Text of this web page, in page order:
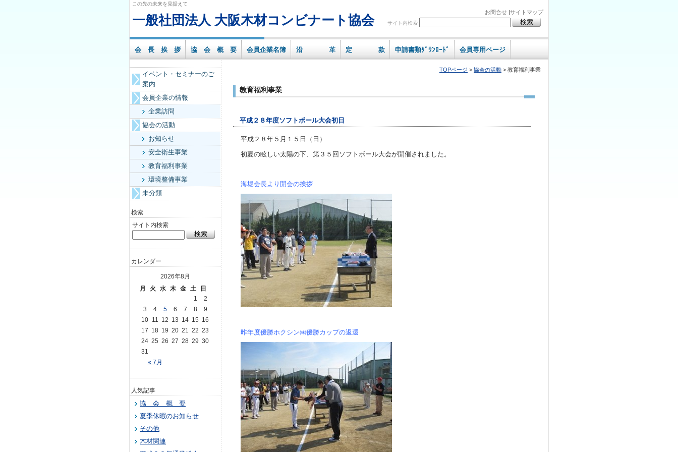
この先の未来を見据えて
一般社団法人 大阪木材コンビナート協会
お問合せ |サイトマップ
サイト内検索
会 長 挨 拶 協 会 概 要 会員企業名簿 沿 革 定 款 申請書類ﾀﾞｳﾝﾛｰﾄﾞ 会員専用ページ
TOPページ > 協会の活動 > 教育福利事業
教育福利事業
平成２８年度ソフトボール大会初日
平成２８年５月１５日（日）
初夏の眩しい太陽の下、第３５回ソフトボール大会が開催されました。
海堀会長より開会の挨拶
昨年度優勝ホクシン㈱優勝カップの返還
イベント・セミナーのご
案内
会員企業の情報
企業訪問
協会の活動
お知らせ
安全衛生事業
教育福利事業
環境整備事業
未分類
検索
サイト内検索
カレンダー
2026年8月
月
火 水 木 金 土 日
« 7月
1
2
3
4 5 6 7 8
9
10 11 12 13 14 15 16
17 18 19 20 21 22 23
24 25 26 27 28 29 30
31
人気記事
協 会 概 要
夏季休暇のお知らせ
その他
木材関連